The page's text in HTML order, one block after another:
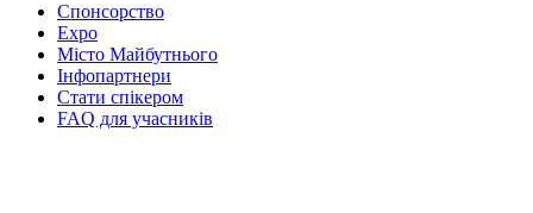
Спонсорство
Expo
Місто Майбутнього
Інфопартнери
Стати спікером
FAQ для учасників